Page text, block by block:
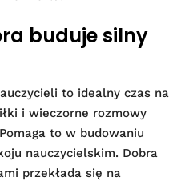
buduje silny
to idealny czas na
i wieczorne rozmowy
to w budowaniu
nauczycielskim. Dobra
przekłada się na